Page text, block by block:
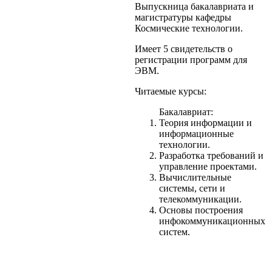
Выпускница бакалавриата и
магистратуры кафедры
Космические технологии.
Имеет 5 свидетельств о
регистрации программ для
ЭВМ.
Читаемые курсы:
Бакалавриат:
Теория информации и
информационные
технологии.
Разработка требований и
управление проектами.
Вычислительные
системы, сети и
телекоммуникации.
Основы построения
инфокоммуникационных
систем.